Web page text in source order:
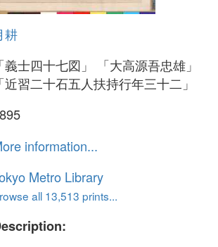
耕
「義士四十七図」 「大高源吾忠雄」
「近習二十石五人扶持行年三十二」
information...
Metro Library
all 13,513 prints...